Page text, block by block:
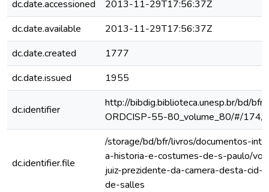
dc.date.accessioned
2013-11-29T17:56:37Z
dc.date.available
2013-11-29T17:56:37Z
dc.date.created
1777
dc.date.issued
1955
dc.identifier
http://bibdig.biblioteca.unesp.br/bd/
ORDCISP-55-80_volume_80/#/174/
dc.identifier.file
/storage/bd/bfr/livros/documentos-
a-historia-e-costumes-de-s-paulo/
juiz-prezidente-da-camera-desta-cid-
de-salles